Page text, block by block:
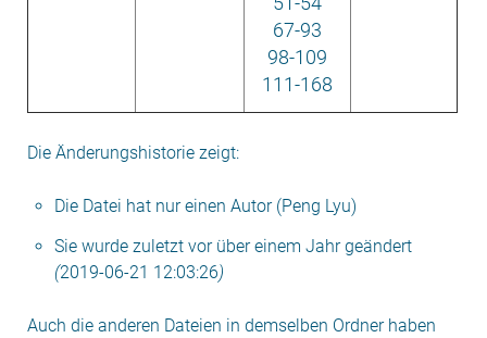
67-93
98-109
111-168
Die Änderungshistorie zeigt:
Die Datei hat nur einen Autor (Peng Lyu)
Sie wurde zuletzt vor über einem Jahr geändert
(2019-06-21 12:03:26)
Auch die anderen Dateien in demselben Ordner haben